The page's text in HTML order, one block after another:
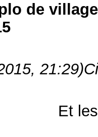
de
21:29)
Et